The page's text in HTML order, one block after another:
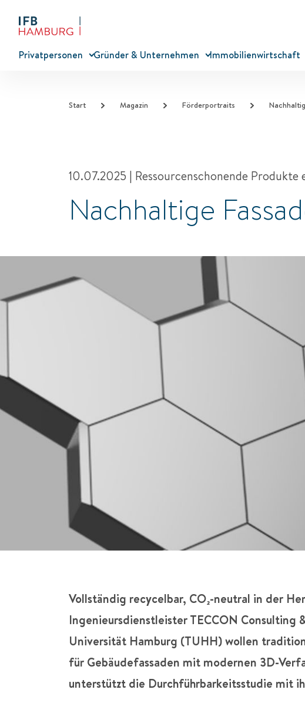
Privatpersonen Gründer & Unternehmen Immobilienwirtschaft
Start Magazin Förderportraits
10.07.2025 | Ressourcenschonende Produkte
Nachhaltige
Vollständig recycelbar, CO₂-neutral in der
Ingenieursdienstleister TECCON Consulting
Universität Hamburg (TUHH) wollen
für Gebäudefassaden mit modernen 3D-
unterstützt die Durchführbarkeitsstudie mit